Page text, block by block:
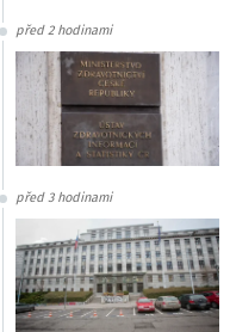
před 2 hodinami
před 3 hodinami